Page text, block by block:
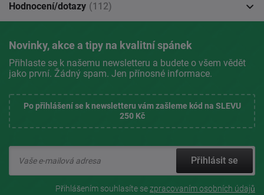
Hodnocení/dotazy (112)
Novinky, akce a tipy na kvalitní spánek
Přihlaste se k našemu newsletteru a budete o všem vědět
jako první. Žádný spam. Jen přínosné informace.
Po přihlášení se k newsletteru vám zašleme kód na SLEVU
250 Kč
Přihlásit se
Přihlášením souhlasíte sezpracovaním osobních údajů